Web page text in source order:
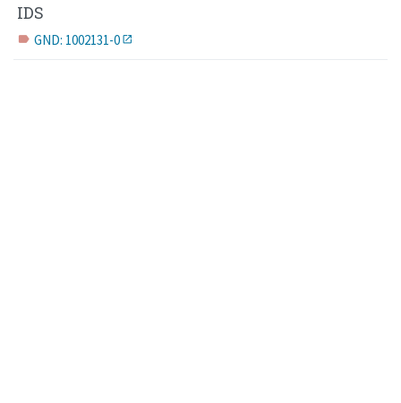
IDS
label GND: 1002131-0